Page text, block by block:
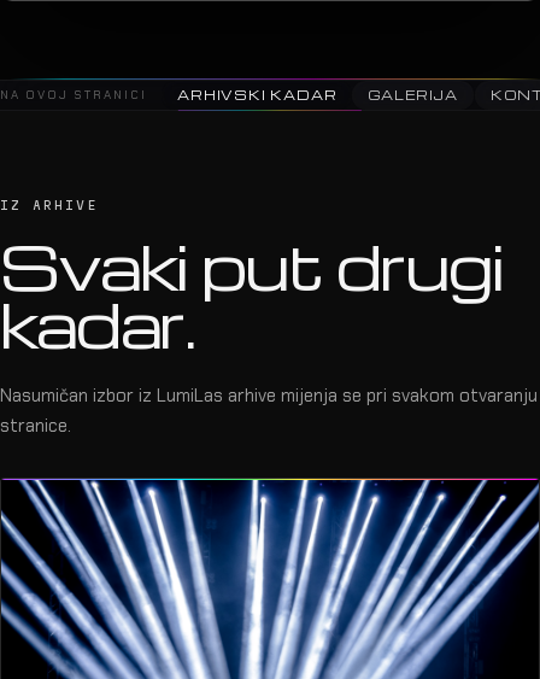
NA OVOJ STRANICI ARHIVSKI KADAR GALERIJA
IZ ARHIVE
Svaki put drugi
kadar.
Nasumičan izbor iz LumiLas arhive mijenja se pri svakom otvaranju
stranice.